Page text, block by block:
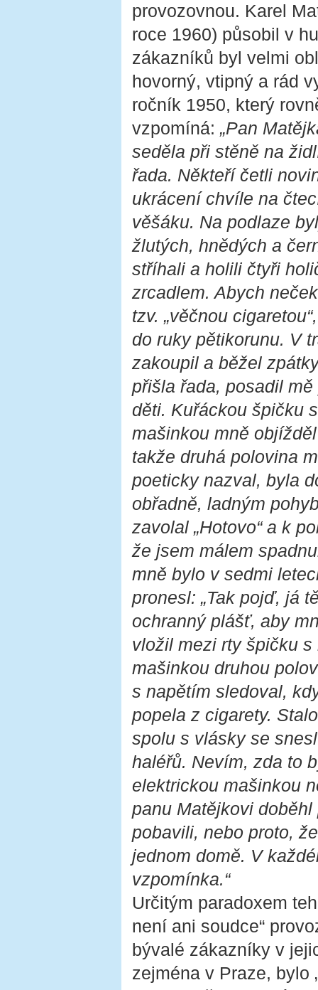
provozovnou. Karel
roce 1960) působil v
zákazníků byl velmi
hovorný, vtipný a rád
ročník 1950, který
vzpomíná: „Pan
seděla při stěně na
řada. Někteří četli
ukrácení chvíle na
věšáku. Na podlaze
žlutých, hnědých a
stříhali a holili čtyři
zrcadlem. Abych
tzv. „věčnou
do ruky pětikorunu. V
zakoupil a běžel
přišla řada, posadil
děti. Kuřáckou špičku
mašinkou mně
takže druhá polovina
poeticky nazval, byla
obřadně, ladným
zavolal „Hotovo“ a k
že jsem málem
mně bylo v sedmi
pronesl: „Tak pojď, já
ochranný plášť, aby
vložil mezi rty špičku
mašinkou druhou
s napětím sledoval,
popela z cigarety.
spolu s vlásky se
haléřů. Nevím, zda to
elektrickou mašinkou
panu Matějkovi
pobavili, nebo proto,
jednom domě. V
vzpomínka.“
Určitým paradoxem
není ani soudce“
bývalé zákazníky v
zejména v Praze, bylo